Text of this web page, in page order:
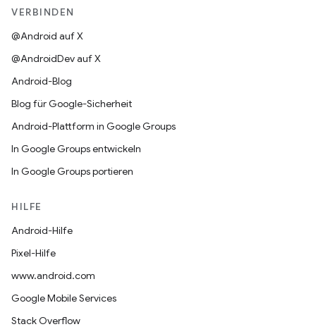
VERBINDEN
@Android auf X
@AndroidDev auf X
Android-Blog
Blog für Google-Sicherheit
Android-Plattform in Google Groups
In Google Groups entwickeln
In Google Groups portieren
HILFE
Android-Hilfe
Pixel-Hilfe
www.android.com
Google Mobile Services
Stack Overflow